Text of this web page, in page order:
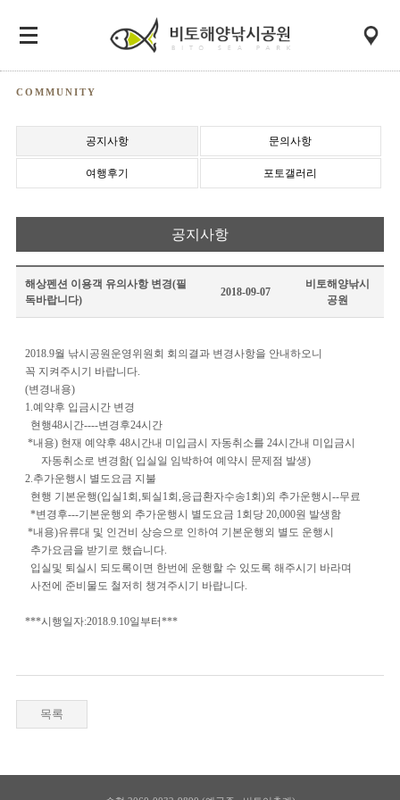
COMMUNITY
공지사항 문의사항
여행후기 포토갤러리
공지사항
해상펜션 이용객 유의사항 변경(필
독바랍니다)
2018-09-07
비토해양낚시
공원
2018.9월 낚시공원운영위원회 회의결과 변경사항을 안내하오니
꼭 지켜주시기 바랍니다.
(변경내용)
1.예약후 입금시간 변경
현행48시간----변경후24시간
*내용) 현재 예약후 48시간내 미입금시 자동취소를 24시간내 미입금시
자동취소로 변경함( 입실일 임박하여 예약시 문제점 발생)
2.추가운행시 별도요금 지불
현행 기본운행(입실1회,퇴실1회,응급환자수송1회)외 추가운행시--무료
*변경후---기본운행외 추가운행시 별도요금 1회당 20,000원 발생함
*내용)유류대 및 인건비 상승으로 인하여 기본운행외 별도 운행시
추가요금을 받기로 했습니다.
입실및 퇴실시 되도록이면 한번에 운행할 수 있도록 해주시기 바라며
사전에 준비물도 철저히 챙겨주시기 바랍니다.
***시행일자:2018.9.10일부터***
목록